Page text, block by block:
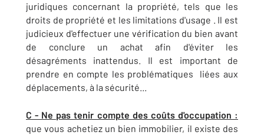
juridiques concernant la propriété, tels que les
droits de propriété et les limitations d'usage . Il est
judicieux d'effectuer une vérification du bien avant
de conclure un achat afin d'éviter les
désagréments inattendus. Il est important de
prendre en compte les problématiques liées aux
déplacements, à la sécurité...
C - Ne pas tenir compte des coûts d'occupation :
que vous achetiez un bien immobilier, il existe des